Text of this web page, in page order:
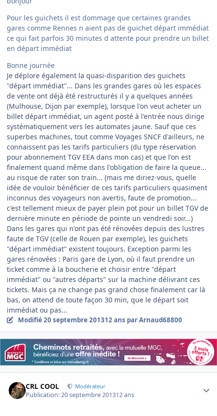
Pour les guichets il est dommage que certaines grandes
gares comme Rennes n aient pas de guichet départ immédiat
ce qui fait parfois 30 minutes d attente pour prendre un billet
en départ immédiat
Bonne journée
Je déplore également la quasi-disparition des guichets
"départ immédiat"... Dans les grandes gares où les espaces
de vente ont déjà été restructurés il y a quelques années
(Mulhouse, Dijon par exemple), lorsque l'on veut acheter un
billet départ immédiat, un agent posté à l'entrée nous dirige
systématiquement vers les automates jaune. Sauf que ces
superbes machines, tout comme Voyages SNCF d'ailleurs, ne
connaissent pas les tarifs particuliers (du type réservation
pour abonnement TGV EEA dans mon cas) et que l'on est
finalement quand même dans l'obligation de faire la queue...
au risque de rater son train... (mais me diriez-vous, quelle
idée de vouloir bénéficier de ces tarifs particuliers quasiment
inconnus des voyageurs non avertis, faute de promotion...
c'est tellement mieux de payer plein pot pour un billet TGV de
dernière minute en période de pointe un vendredi soir...)
Dans les gares qui n'ont pas été rénovées depuis des lustres
faute de TGV (celle de Rouen par exemple), les guichets
"départ immédiat" existent toujours. Exception parmi les
gares rénovées : Paris gare de Lyon, où il faut prendre un
ticket comme à la boucherie et choisir entre "départ
immédiat" ou "autres départs" sur la machine délivrant ces
tickets. Mais ça ne change pas grand chose finalement car là
bas, on attend de toute façon 30 min, que le départ soit
immédiat ou pas...
Modifié20 septembre 201312 ans par Arnaud68800
CRL COOL Modérateur
Publication:20 septembre 201312 ans